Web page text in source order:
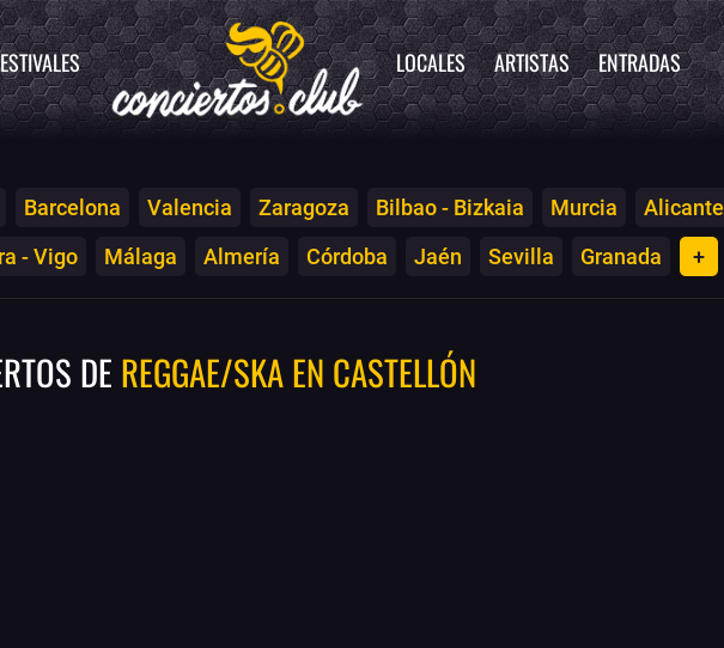
LOCALES ARTISTAS ENTRADAS
Barcelona Valencia Zaragoza Bilbao - Bizkaia Murcia Alicante
- Vigo Málaga Almería Córdoba Jaén Sevilla Granada +
DE REGGAE/SKA EN CASTELLÓN